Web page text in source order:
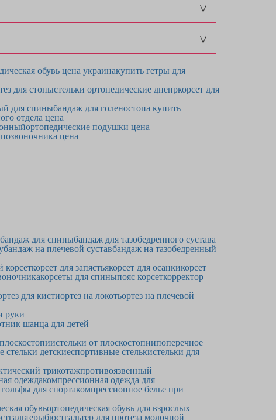
обувь цена украинакупить гетры для
для стопыстельки ортопедические днепркорсет для
для спиныбандаж для голеностопа купить
отдела цена
ортопедические подушки цена
цена
бандаж для спиныбандаж для тазобедренного сустава
бандаж на плечевой суставбандаж на тазобедренный
корсет для запястьякорсет для осанкикорсет
корсеты для спиныпояс корсеткорректор
для кистиортез на локотьортез на плечевой
руки
шанца для детей
стельки от плоскостопиипоперечное
стельки детскиеспортивные стелькистельки для
трикотажпротивоязвенный
одеждакомпрессионная одежда для
для спортакомпрессионное белье при
обувьортопедическая обувь для взрослых
бюстгальтер для протеза молочной